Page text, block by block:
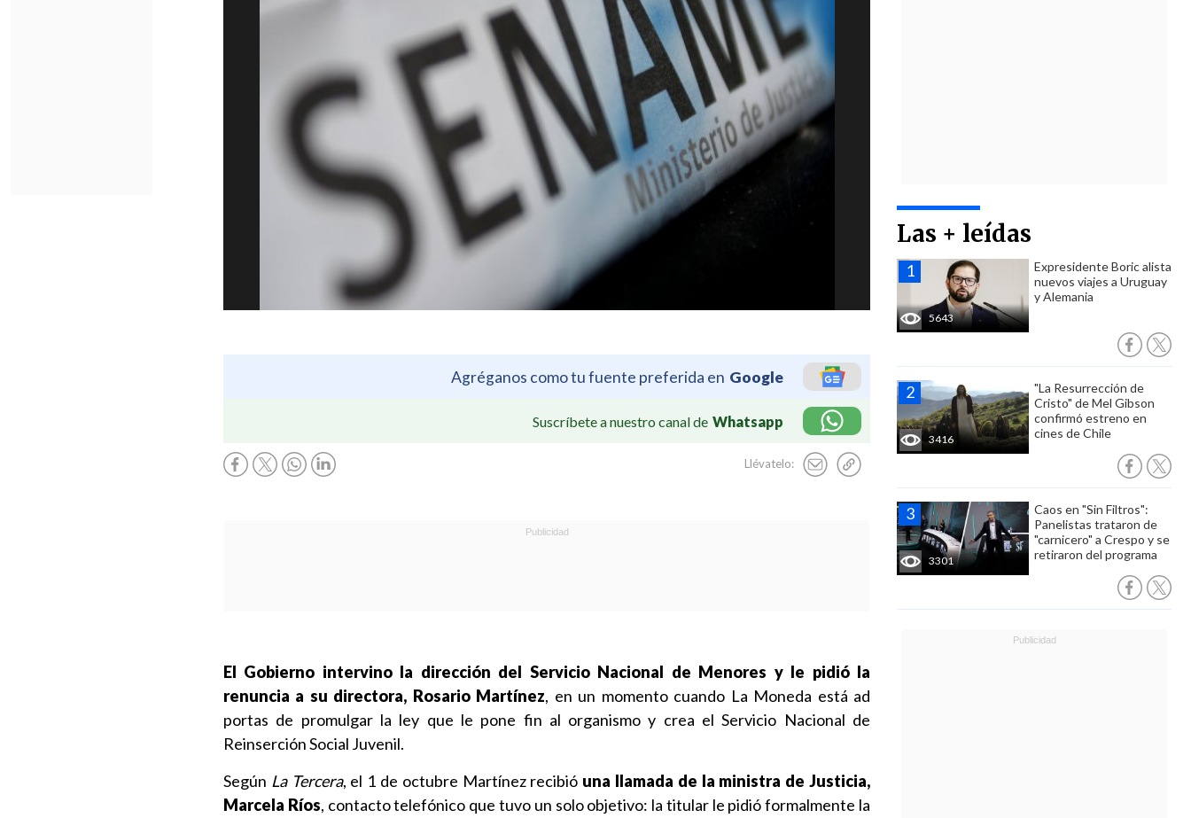
Agréganos como tu fuente preferida en Google
Suscríbete a nuestro canal de Whatsapp
Llévatelo:
Las + leídas
5643
Expresidente Boric alista
nuevos viajes a Uruguay
y Alemania
3416
"La Resurrección de
Cristo" de Mel Gibson
confirmó estreno en
cines de Chile
3301
Caos en "Sin Filtros":
Panelistas trataron de
"carnicero" a Crespo y se
retiraron del programa
El Gobierno intervino la dirección del Servicio Nacional de Menores y le pidió la
renuncia a su directora, Rosario Martínez, en un momento cuando La Moneda está ad
portas de promulgar la ley que le pone fin al organismo y crea el Servicio Nacional de
Reinserción Social Juvenil.
Según La Tercera, el 1 de octubre Martínez recibió una llamada de la ministra de Justicia,
Marcela Ríos, contacto telefónico que tuvo un solo objetivo: la titular le pidió formalmente la